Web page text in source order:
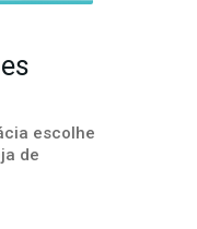
escolhe
de